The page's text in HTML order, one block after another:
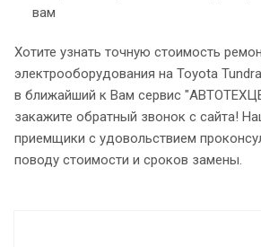
вам
Хотите узнать точную стоимость
электрооборудования на Toyota
в ближайший к Вам сервис
закажите обратный звонок с сайта!
приемщики с удовольствием
поводу стоимости и сроков замены.